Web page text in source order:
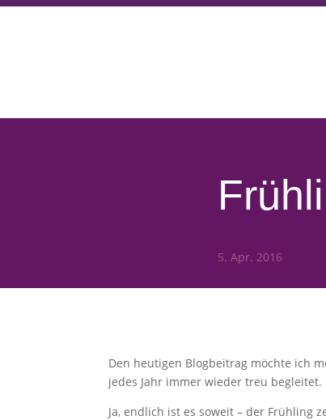
5. Apr. 2016
Den heutigen Blogbeitrag möchte ich
jedes Jahr immer wieder treu
Ja, endlich ist es soweit – der Frühling